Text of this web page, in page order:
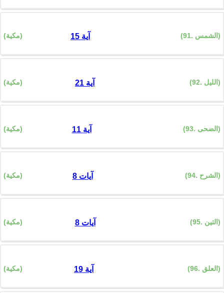
(91. الشمس) (مكية) 15 آية
(92. الليل) (مكية) 21 آية
(93. الضحى) (مكية) 11 آية
(94. الشرح) (مكية) 8 آيات
(95. التين) (مكية) 8 آيات
(96. العلق) (مكية) 19 آية